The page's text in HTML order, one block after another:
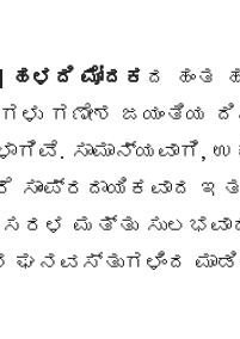
| ಹಳದಿ ಮೋದಕ ದ ಹಂತ
ಗಣೇಶ ಜಯಂತಿಯ
ಸಾಮಾನ್ಯವಾಗಿ,
ಮತ್ತು